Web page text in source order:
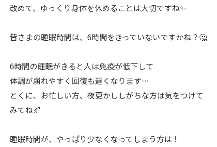
改めて、ゆっくり身体を休めることは大切ですね✨
皆さまの睡眠時間は、6時間をきっていないですかね？🤔
6時間の睡眠がきると人は免疫が低下して
体調が崩れやすく回復も遅くなります…
とくに、お忙しい方、夜更かししがちな方は気をつけて
みてね🍂
睡眠時間が、やっぱり少なくなってしまう方は！